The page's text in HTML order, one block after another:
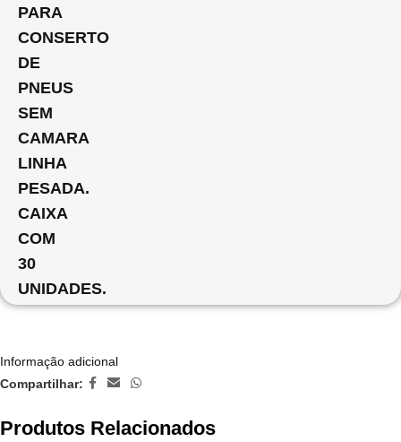
PARA
CONSERTO
DE
PNEUS
SEM
CAMARA
LINHA
PESADA.
CAIXA
COM
30
UNIDADES.
Informação adicional
Compartilhar:
Produtos Relacionados